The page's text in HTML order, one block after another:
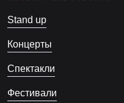
Stand up
Концерты
Спектакли
Фестивали